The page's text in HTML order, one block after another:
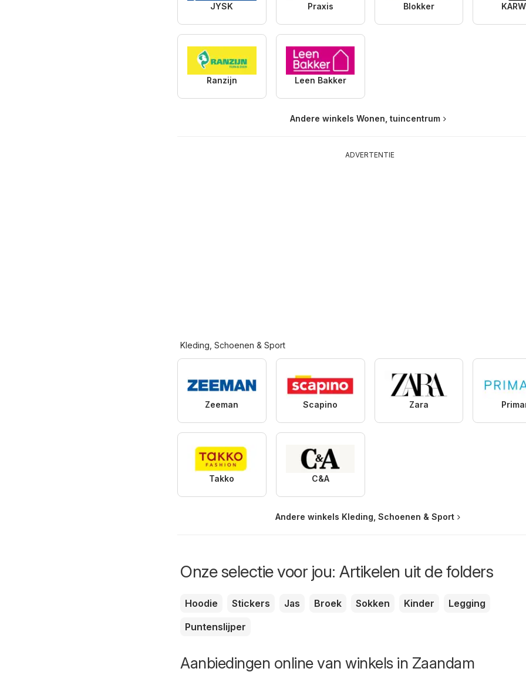
JYSK Praxis Blokker
Ranzijn Leen Bakker
Andere winkels Wonen, tuincentrum
ADVERTENTIE
Kleding, Schoenen & Sport
Zeeman Scapino Zara
Takko C&A
Andere winkels Kleding, Schoenen & Sport
Onze selectie voor jou: Artikelen uit de folders
Hoodie Stickers Jas Broek Sokken Kinder
Legging
Puntenslijper
Aanbiedingen online van winkels in Zaandam